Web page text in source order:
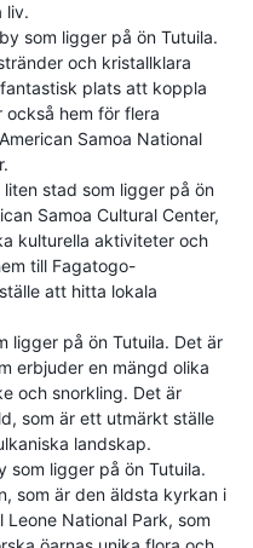
liv.
som ligger på ön Tutuila.
och kristallklara
plats att koppla
hem för flera
Samoa National
stad som ligger på ön
Samoa Cultural Center,
kulturella aktiviteter och
till Fagatogo-
att hitta lokala
ligger på ön Tutuila. Det är
erbjuder en mängd olika
och snorkling. Det är
som är ett utmärkt ställe
landskap.
som ligger på ön Tutuila.
som är den äldsta kyrkan i
National Park, som